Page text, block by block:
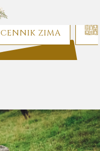
CENNIK ZIMA